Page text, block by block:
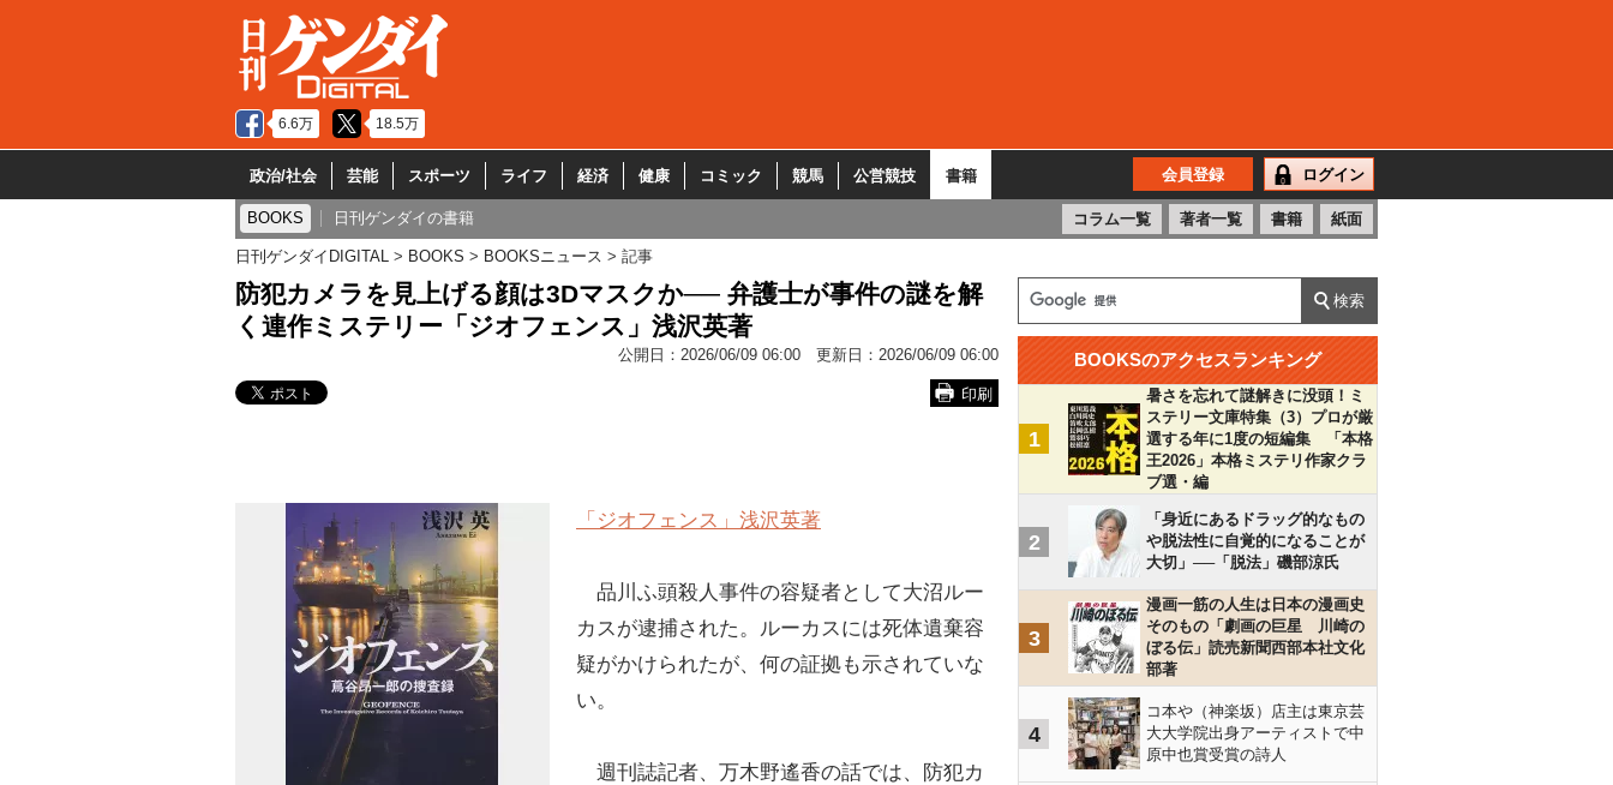
6.6万 18.5万
政治/社会 芸能 スポーツ ライフ 経済 健康 コミック 競馬 公営競技 書籍 会員登録 ログイン
BOOKS 日刊ゲンダイの書籍 コラム一覧 著者一覧 書籍 紙面
日刊ゲンダイDIGITAL BOOKS BOOKSニュース 記事
防犯カメラを見上げる顔は3Dマスクか── 弁護士が事件の謎を解
く連作ミステリー「ジオフェンス」浅沢英著
公開日： 2026/06/09 06:00 更新日： 2026/06/09 06:00
印刷
「ジオフェンス」浅沢英著
品川ふ頭殺人事件の容疑者として大沼ルー
カスが逮捕された。ルーカスには死体遺棄容
疑がかけられたが、何の証拠も示されていな
い。
週刊誌記者、万木野遙香の話では、防犯カ
BOOKSのアクセスランキング
1
暑さを忘れて謎解きに没頭！ミ
ステリー文庫特集（3）プロが厳
選する年に1度の短編集 「本格
王2026」本格ミステリ作家クラ
ブ選・編
2
「身近にあるドラッグ的なもの
や脱法性に自覚的になることが
大切」──「脱法」磯部涼氏
3
漫画一筋の人生は日本の漫画史
そのもの「劇画の巨星 川崎の
ぼる伝」読売新聞西部本社文化
部著
4
コ本や（神楽坂）店主は東京芸
大大学院出身アーティストで中
原中也賞受賞の詩人